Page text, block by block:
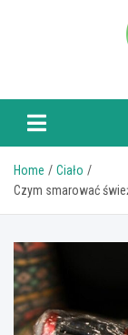
Home
Ciało
Czym smarować